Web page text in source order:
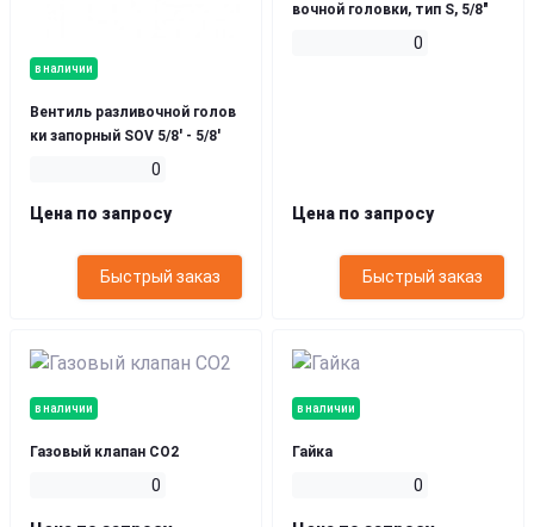
в наличии
Вентиль разливочной голов
ки запорный SOV 5/8' - 5/8'
0
Цена по запросу
Быстрый заказ
вочной головки, тип S, 5/8"
0
Цена по запросу
Быстрый заказ
в наличии
Газовый клапан СО2
0
в наличии
Гайка
0